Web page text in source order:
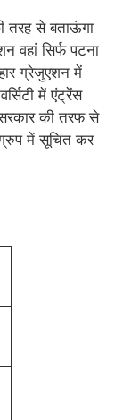
तरह से बताऊंगा
वहां सिर्फ पटना
ग्रेजुएशन में
में एंट्रेंस
की तरफ से
में सूचित कर